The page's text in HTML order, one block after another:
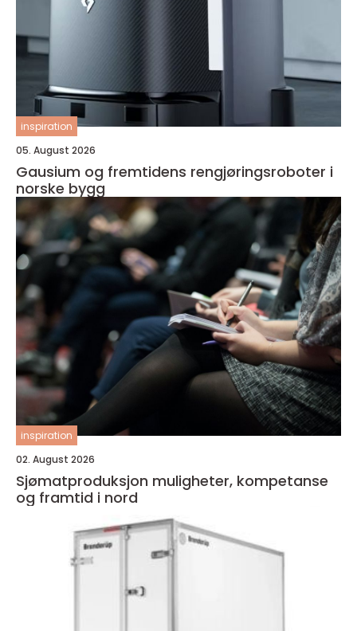
inspiration
05. August 2026
Gausium og fremtidens rengjøringsroboter i
norske bygg
inspiration
02. August 2026
Sjømatproduksjon muligheter, kompetanse
og framtid i nord